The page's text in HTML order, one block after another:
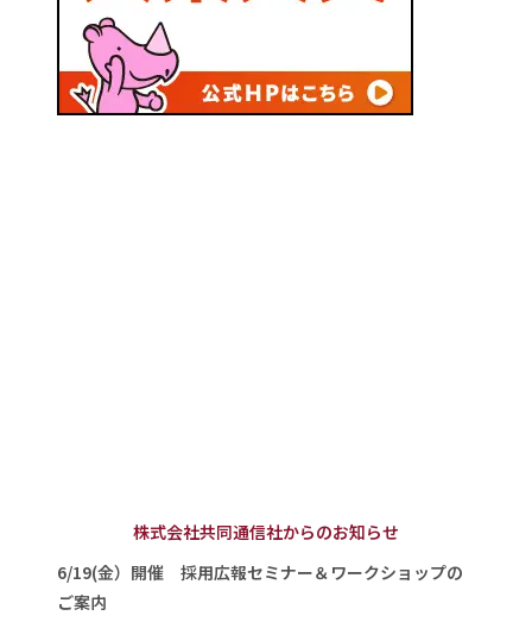
株式会社共同通信社からのお知らせ
6/19(金）開催 採用広報セミナー＆ワークショップの
ご案内